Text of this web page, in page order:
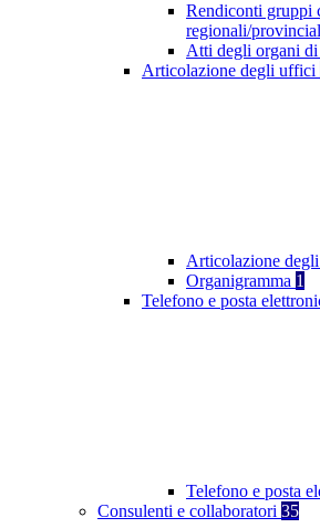
Rendiconti gruppi
regionali/
Atti degli organi
Articolazione degli uffici
Articolazione
Organigramma 1
Telefono e posta
Telefono e posta
Consulenti e collaboratori 35